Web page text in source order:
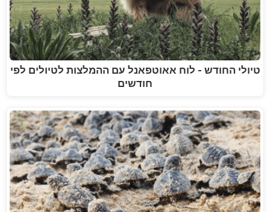
טיולי החודש - לוח אאוטפאנל עם ההמלצות לטיולים לפי
חודשים